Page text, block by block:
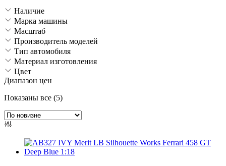
Наличие
Марка машины
Масштаб
Производитель моделей
Тип автомобиля
Материал изготовления
Цвет
Диапазон цен
Показаны все (5)Сортировка:
недавние